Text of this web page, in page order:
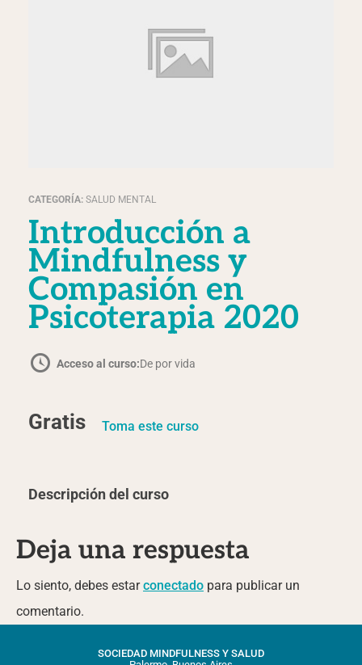
CATEGORÍA: SALUD MENTAL
Introducción a
Mindfulness y
Compasión en
Psicoterapia 2020
Acceso al curso:De por vida
Gratis Toma este curso
Descripción del curso
Deja una respuesta
Lo siento, debes estarconectado para publicar un
comentario.
SOCIEDAD MINDFULNESS Y SALUD